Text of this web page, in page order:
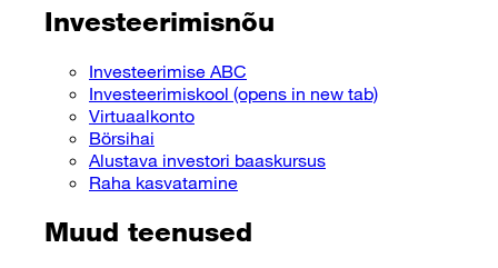
Investeerimisnõu
Investeerimise ABC
Investeerimiskool (opens in new tab)
Virtuaalkonto
Börsihai
Alustava investori baaskursus
Raha kasvatamine
Muud teenused